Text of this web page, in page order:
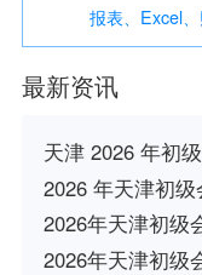
报表、Excel
最新资讯
天津 2026 年初
2026 年天津初
2026年天津初级
2026年天津初级